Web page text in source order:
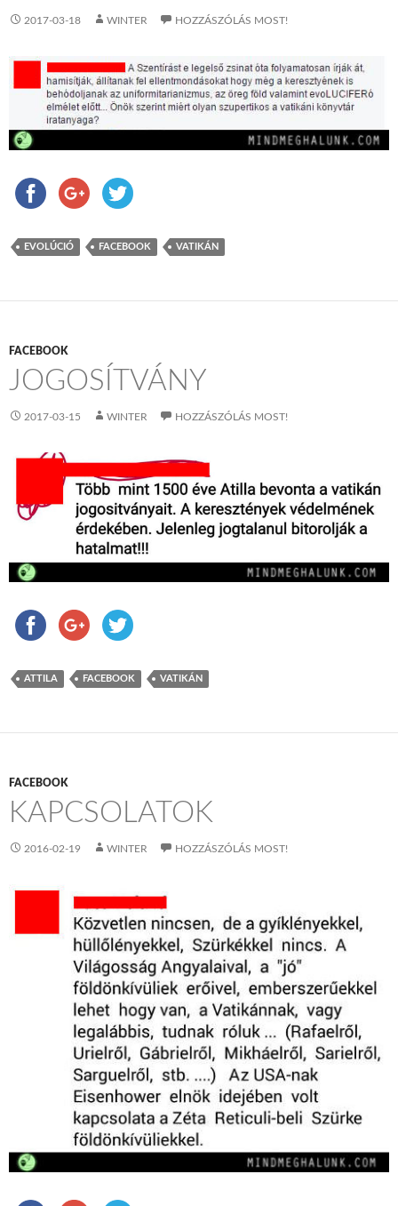
2017-03-18 WINTER HOZZÁSZÓLÁS MOST!
EVOLÚCIÓ FACEBOOK VATIKÁN
FACEBOOK
JOGOSÍTVÁNY
2017-03-15 WINTER HOZZÁSZÓLÁS MOST!
ATTILA FACEBOOK VATIKÁN
FACEBOOK
KAPCSOLATOK
2016-02-19 WINTER HOZZÁSZÓLÁS MOST!